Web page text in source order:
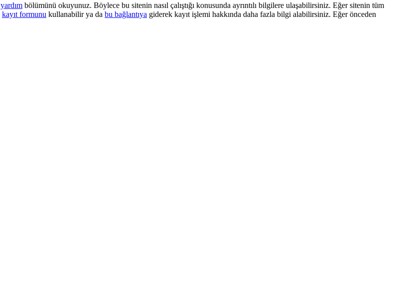
yardım bölümünü okuyunuz. Böylece bu sitenin nasıl çalıştığı konusunda ayrıntılı bilgilere ulaşabilirsiniz. Eğer sitenin tüm
kayıt formunu kullanabilir ya da bu bağlantıya giderek kayıt işlemi hakkında daha fazla bilgi alabilirsiniz. Eğer önceden